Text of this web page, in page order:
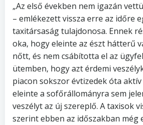
„Az első években nem igazán
– emlékezett vissza erre az időre
taxitársaság tulajdonosa. Ennek
oka, hogy eleinte az észt hátterű
nőtt, és nem csábította el az
ütemben, hogy azt érdemi
piacon sokszor évtizedek óta aktív
eleinte a sofőrállományra sem
veszélyt az új szereplő. A taxisok
szerint ebben az időszakban még